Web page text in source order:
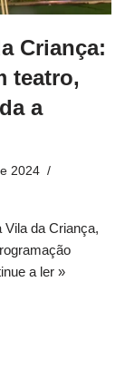
Criança:
teatro,
a
2024
da Criança,
a ler »